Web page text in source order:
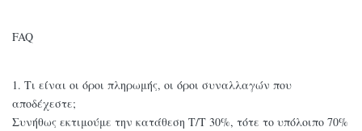
FAQ
1. Τι είναι οι όροι πληρωμής, οι όροι συναλλαγών που
αποδέχεστε;
Συνήθως εκτιμούμε την κατάθεση T/T 30%, τότε το υπόλοιπο 70%